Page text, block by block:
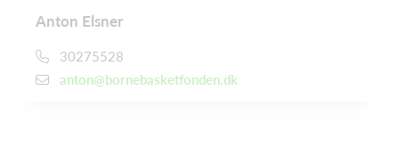
Anton Elsner
30275528
anton@bornebasketfonden.dk